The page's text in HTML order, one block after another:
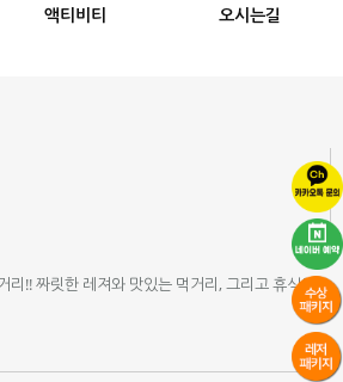
액티비티 오시는길
!! 짜릿한 레져와 맛있는 먹거리, 그리고 휴식이